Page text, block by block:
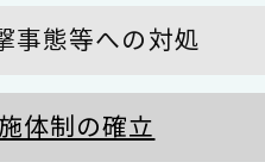
態等への対処
体制の確立